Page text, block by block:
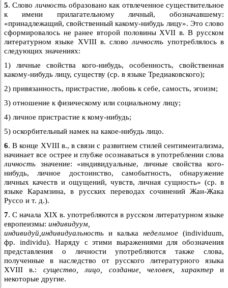
5. Слово личностьобразовано как отвлеченное существительное
к имени прилагательному личный, обозначавшему:
«принадлежащий, свойственный какому-нибудь лицу». Это слово
сформировалось не ранее второй половины XVII в. В русском
литературном языке XVIII в. словоличность употреблялось в
следующих значениях:
1) личные свойства кого-нибудь, особенность, свойственная
какому-нибудь лицу, существу (ср. в языке Тредиаковского);
2) привязанность, пристрастие, любовь к себе, самость, эгоизм;
3) отношение к физическому или социальному лицу;
4) личное пристрастие к кому-нибудь;
5) оскорбительный намек на какое-нибудь лицо.
6. В конце XVIII в., в связи с развитием стилей сентиментализма,
начинает все острее и глубже осознаваться в употреблении слова
личность значение: «индивидуальные, личные свойства кого-
нибудь, личное достоинство, самобытность, обнаружение
личных качеств и ощущений, чувств, личная сущность» (ср. в
языке Карамзина, в русских переводах сочинений Жан-Жака
Руссо и т. д.).
7. С начала XIX в. употребляются в русском литературном языке
европеизмы: индивидуум,
индивидуй,индивидуальность и калька неделимое (individuum,
фр. individu). Наряду с этими выражениями для обозначения
представления о личности употребляются также слова,
полученные в наследство от русского литературного языка
XVIII в.: существо, лицо, создание, человек, характер и
некоторые другие.